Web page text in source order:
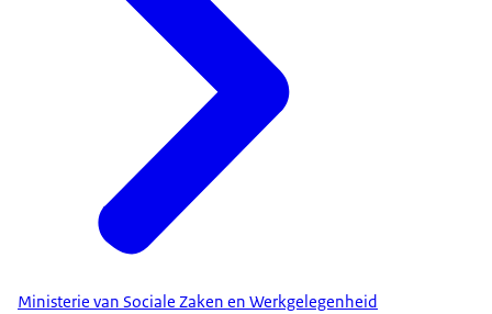
Ministerie van Sociale Zaken en Werkgelegenheid